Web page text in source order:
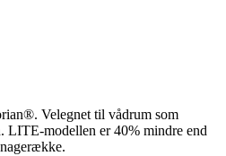
kr.
kr.
Velegnet til vådrum som
LITE-modellen er 40% mindre end